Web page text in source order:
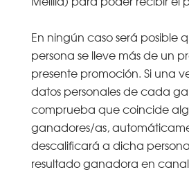
En ningún caso será posible
persona se lleve más de un
presente promoción. Si una
datos personales de cada
comprueba que coincide
ganadores/as,
descalificará a dicha
resultado ganadora en